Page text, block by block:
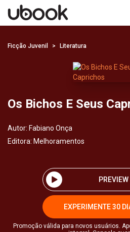
Ficção Juvenil Literatura
Os Bichos E Seus
Autor: Fabiano Onça
Editora: Melhoramentos
PREVIEW
EXPERIMENTE 30
Promoção válida para novos usuários.